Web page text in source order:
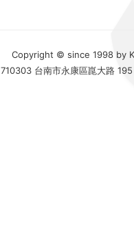
Copyright © since 1998 by
710303 台南市永康區崑大路